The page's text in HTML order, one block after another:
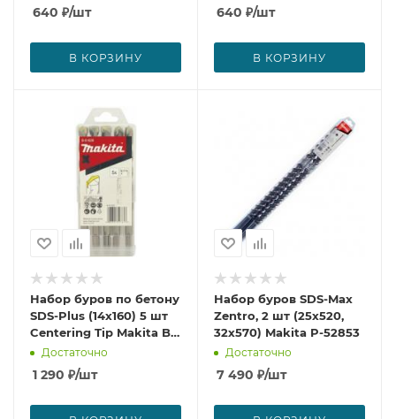
640 ₽/шт
В КОРЗИНУ
640 ₽/шт
В КОРЗИНУ
Набор буров по бетону
SDS-Plus (14х160) 5 шт
Centering Tip Makita B-
61628
Достаточно
1 290 ₽/шт
Набор буров SDS-Max
Zentro, 2 шт (25х520,
32х570) Makita P-52853
Достаточно
7 490 ₽/шт